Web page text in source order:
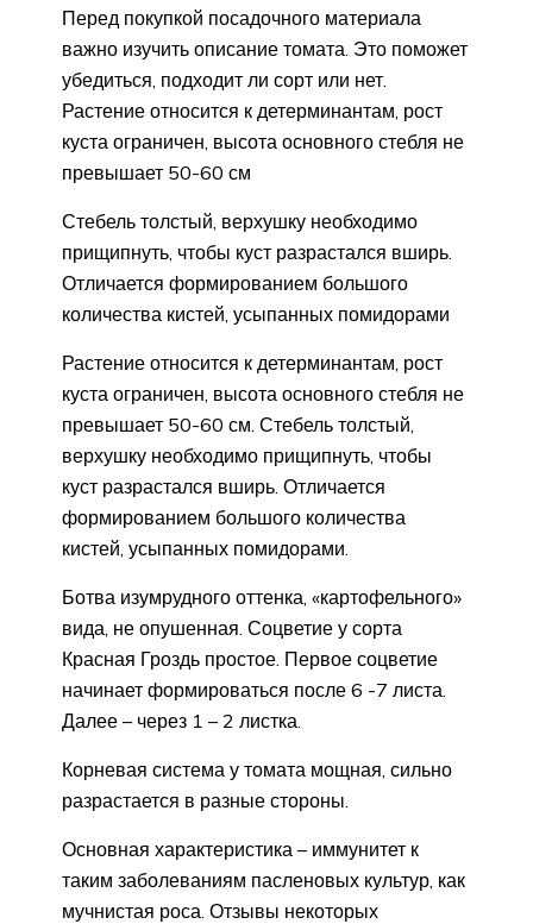
Перед покупкой посадочного материала
важно изучить описание томата. Это поможет
убедиться, подходит ли сорт или нет.
Растение относится к детерминантам, рост
куста ограничен, высота основного стебля не
превышает 50-60 см
Стебель толстый, верхушку необходимо
прищипнуть, чтобы куст разрастался вширь.
Отличается формированием большого
количества кистей, усыпанных помидорами
Растение относится к детерминантам, рост
куста ограничен, высота основного стебля не
превышает 50-60 см. Стебель толстый,
верхушку необходимо прищипнуть, чтобы
куст разрастался вширь. Отличается
формированием большого количества
кистей, усыпанных помидорами.
Ботва изумрудного оттенка, «картофельного»
вида, не опушенная. Соцветие у сорта
Красная Гроздь простое. Первое соцветие
начинает формироваться после 6 -7 листа.
Далее – через 1 – 2 листка.
Корневая система у томата мощная, сильно
разрастается в разные стороны.
Основная характеристика – иммунитет к
таким заболеваниям пасленовых культур, как
мучнистая роса. Отзывы некоторых